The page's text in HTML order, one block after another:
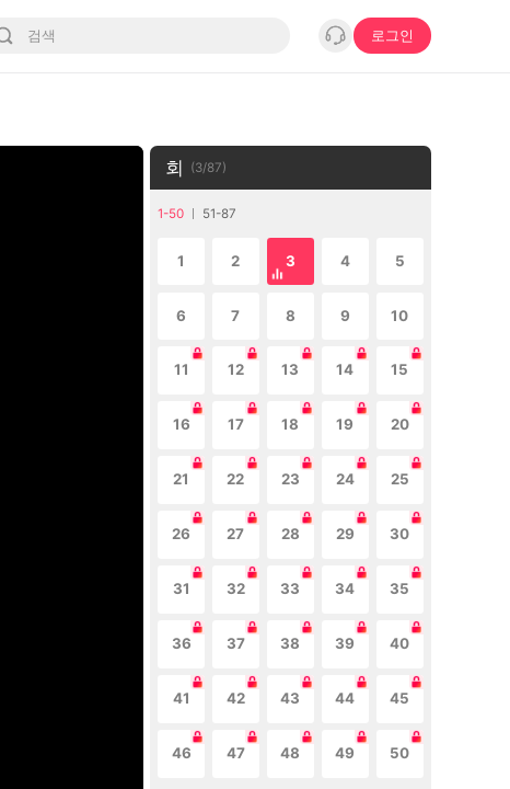
로그인
회 (3/87)
1-50 51-87
1 2 3 4 5
6 7 8 9 10
11 12 13 14 15
16 17 18 19 20
21 22 23 24 25
26 27 28 29 30
31 32 33 34 35
36 37 38 39 40
41 42 43 44 45
46 47 48 49 50